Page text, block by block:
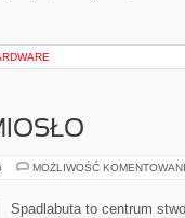
MOŻLIWOŚĆ
Spadlabuta to centrum